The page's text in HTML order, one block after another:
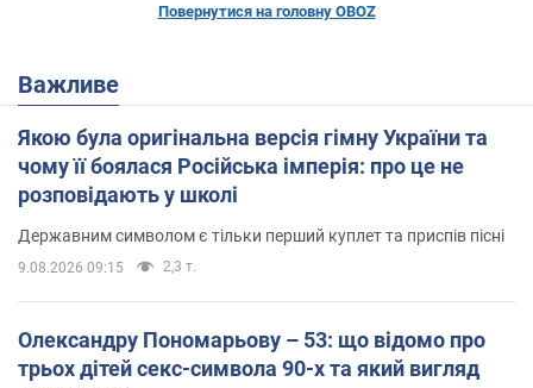
Повернутися на головну OBOZ
Важливе
Якою була оригінальна версія гімну України та
чому її боялася Російська імперія: про це не
розповідають у школі
Державним символом є тільки перший куплет та приспів пісні
9.08.2026 09:15 2,3 т.
Олександру Пономарьову – 53: що відомо про
трьох дітей секс-символа 90-х та який вигляд